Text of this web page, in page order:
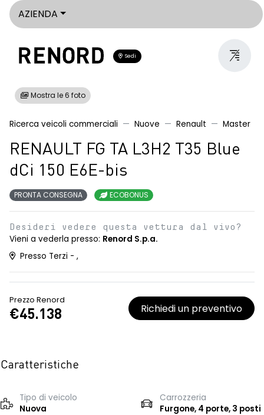
AZIENDA
Sedi
Mostra le 6 foto
Ricerca veicoli commerciali Nuove Renault Master
RENAULT FG TA L3H2 T35 Blue
dCi 150 E6E-bis
PRONTA CONSEGNA ECOBONUS
Desideri vedere questa vettura dal vivo?
Vieni a vederla presso: Renord S.p.a.
Presso Terzi - ,
Prezzo Renord
€45.138 Richiedi un preventivo
Caratteristiche
Tipo di veicolo
Nuova
Carrozzeria
Furgone, 4 porte, 3 posti